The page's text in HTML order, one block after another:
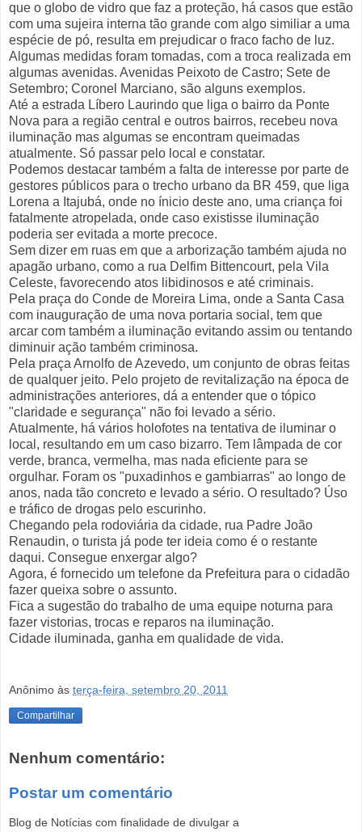
que o globo de vidro que faz a proteção, há casos que estão
com uma sujeira interna tão grande com algo similiar a uma
espécie de pó, resulta em prejudicar o fraco facho de luz.
Algumas medidas foram tomadas, com a troca realizada em
algumas avenidas. Avenidas Peixoto de Castro; Sete de
Setembro; Coronel Marciano, são alguns exemplos.
Até a estrada Líbero Laurindo que liga o bairro da Ponte
Nova para a região central e outros bairros, recebeu nova
iluminação mas algumas se encontram queimadas
atualmente. Só passar pelo local e constatar.
Podemos destacar também a falta de interesse por parte de
gestores públicos para o trecho urbano da BR 459, que liga
Lorena a Itajubá, onde no ínicio deste ano, uma criança foi
fatalmente atropelada, onde caso existisse iluminação
poderia ser evitada a morte precoce.
Sem dizer em ruas em que a arborização também ajuda no
apagão urbano, como a rua Delfim Bittencourt, pela Vila
Celeste, favorecendo atos libidinosos e até criminais.
Pela praça do Conde de Moreira Lima, onde a Santa Casa
com inauguração de uma nova portaria social, tem que
arcar com também a iluminação evitando assim ou tentando
diminuir ação também criminosa.
Pela praça Arnolfo de Azevedo, um conjunto de obras feitas
de qualquer jeito. Pelo projeto de revitalização na época de
administrações anteriores, dá a entender que o tópico
"claridade e segurança" não foi levado a sério.
Atualmente, há vários holofotes na tentativa de iluminar o
local, resultando em um caso bizarro. Tem lâmpada de cor
verde, branca, vermelha, mas nada eficiente para se
orgulhar. Foram os "puxadinhos e gambiarras" ao longo de
anos, nada tão concreto e levado a sério. O resultado? Úso
e tráfico de drogas pelo escurinho.
Chegando pela rodoviária da cidade, rua Padre João
Renaudin, o turista já pode ter ideia como é o restante
daqui. Consegue enxergar algo?
Agora, é fornecido um telefone da Prefeitura para o cidadão
fazer queixa sobre o assunto.
Fica a sugestão do trabalho de uma equipe noturna para
fazer vistorias, trocas e reparos na iluminação.
Cidade iluminada, ganha em qualidade de vida.
Anônimo às terça-feira, setembro 20, 2011
Compartilhar
Nenhum comentário:
Postar um comentário
Blog de Notícias com finalidade de divulgar a